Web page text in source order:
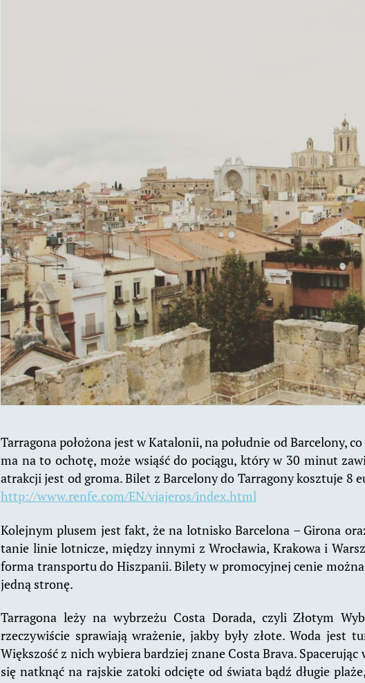
Tarragona położona jest w Katalonii, na południe od Barcelony,
ma na to ochotę, może wsiąść do pociągu, który w 30 minut
atrakcji jest od groma. Bilet z Barcelony do Tarragony kosztuje 8
http://www.renfe.com/EN/viajeros/index.html
Kolejnym plusem jest fakt, że na lotnisko Barcelona – Girona
tanie linie lotnicze, między innymi z Wrocławia, Krakowa i
forma transportu do Hiszpanii. Bilety w promocyjnej cenie
jedną stronę.
Tarragona leży na wybrzeżu Costa Dorada, czyli Złotym
rzeczywiście sprawiają wrażenie, jakby były złote. Woda jest
Większość z nich wybiera bardziej znane Costa Brava.
się natknąć na rajskie zatoki odcięte od świata bądź długie